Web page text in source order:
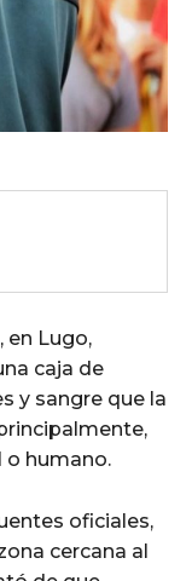
en Lugo,
caja de
y sangre que la
o humano.
oficiales,
cercana al